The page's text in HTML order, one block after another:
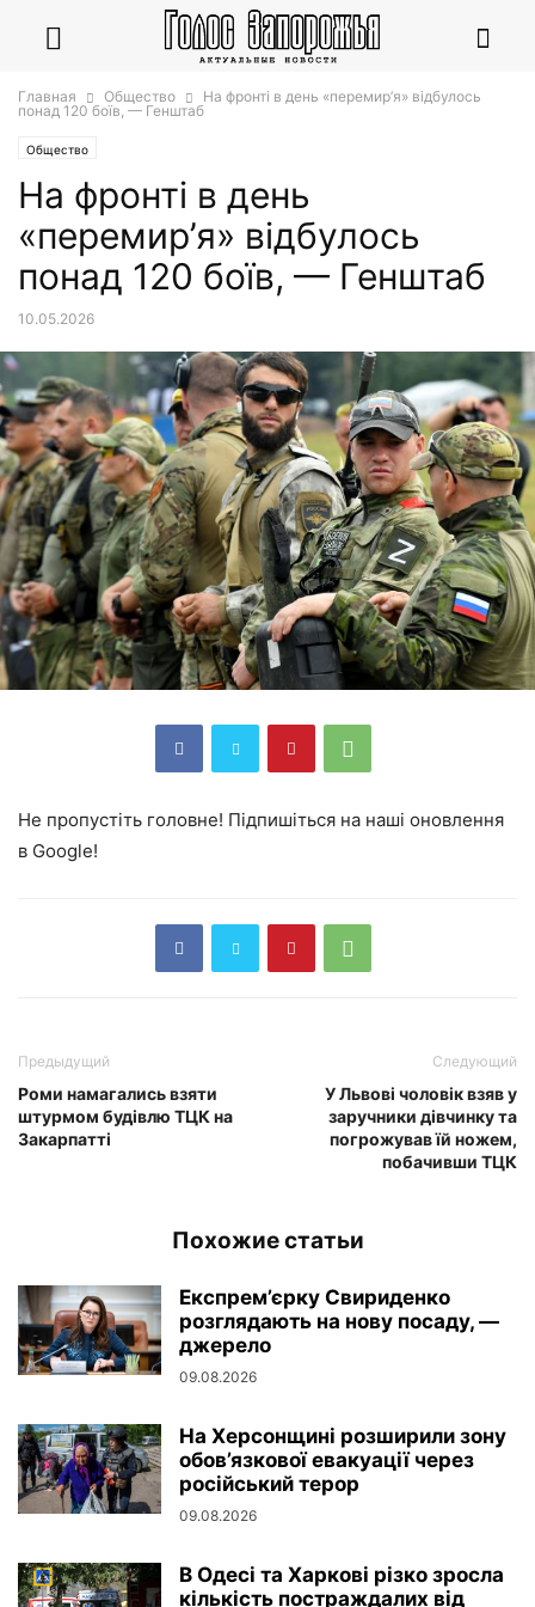
Главная Общество
На фронті в день «перемир’я» відбулось
понад 120 боїв, — Генштаб
Общество
На фронті в день
«перемир’я» відбулось
понад 120 боїв, — Генштаб
10.05.2026
Не пропустіть головне! Підпишіться на наші оновлення
в Google!
Предыдущий
Роми намагались взяти
штурмом будівлю ТЦК на
Закарпатті
Следующий
У Львові чоловік взяв у
заручники дівчинку та
погрожував їй ножем,
побачивши ТЦК
Похожие статьи
Експрем’єрку Свириденко
розглядають на нову посаду, —
джерело
09.08.2026
На Херсонщині розширили зону
обов’язкової евакуації через
російський терор
09.08.2026
В Одесі та Харкові різко зросла
кількість постраждалих від